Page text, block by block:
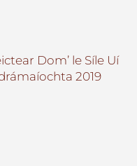
Dom’ le Síle Uí
2019